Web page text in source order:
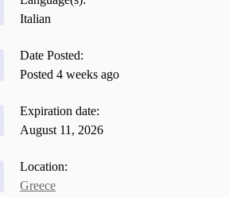
Italian
Date Posted:
Posted 4 weeks ago
Expiration date:
August 11, 2026
Location:
Greece